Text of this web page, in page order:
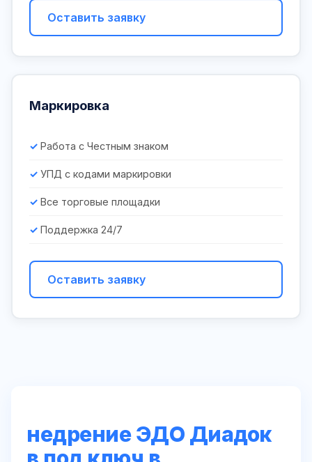
Оставить заявку
Маркировка
Работа с Честным знаком
УПД с кодами маркировки
Все торговые площадки
Поддержка 24/7
Оставить заявку
недрение ЭДО Диадок